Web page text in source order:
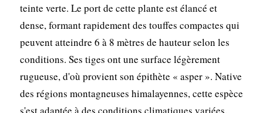
teinte verte. Le port de cette plante est élancé et
dense, formant rapidement des touffes compactes qui
peuvent atteindre 6 à 8 mètres de hauteur selon les
conditions. Ses tiges ont une surface légèrement
rugueuse, d'où provient son épithète « asper ». Native
des régions montagneuses himalayennes, cette espèce